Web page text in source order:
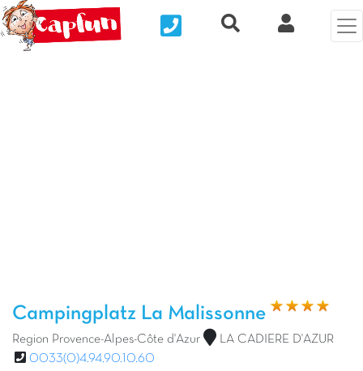
Nous contacterRecherche rapide
Clix
Campingplatz La Malissonne
Region Provence-Alpes-Côte d'Azur
LA CADIERE D'AZUR
0033(0)4.94.90.10.60